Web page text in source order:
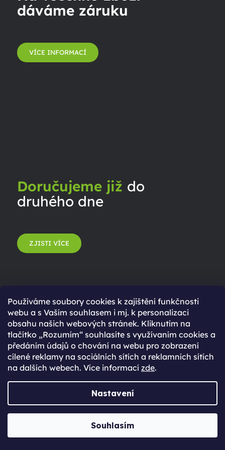
Používáme soubory cookies k zajištění funkčnosti
webu a s Vaším souhlasem i mj. k personalizaci
obsahu našich webových stránek. Kliknutím na
tlačítko „Rozumím“ souhlasíte s využívaním cookies a
předáním údajů o chování na webu pro zobrazení
cílené reklamy na sociálních sítích a reklamních sítích
na dalších webech. Více informací zde.
Nastavení
Souhlasím
dáváme záruku
VÍCE INFORMACÍ
Doručujeme již do
druhého dne
ZJISTI VÍCE
Poznej náš tým
Jabkolevně